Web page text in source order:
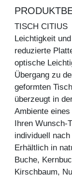
TISCH CITIUS
Leichtigkeit
reduzierte
optische
Übergang zu
geformten
überzeugt in
Ambiente
Ihren Wunsch-
individuell
Erhältlich in
Buche,
Kirschbaum,